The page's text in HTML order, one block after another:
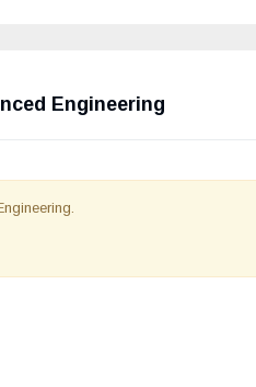
Engineering